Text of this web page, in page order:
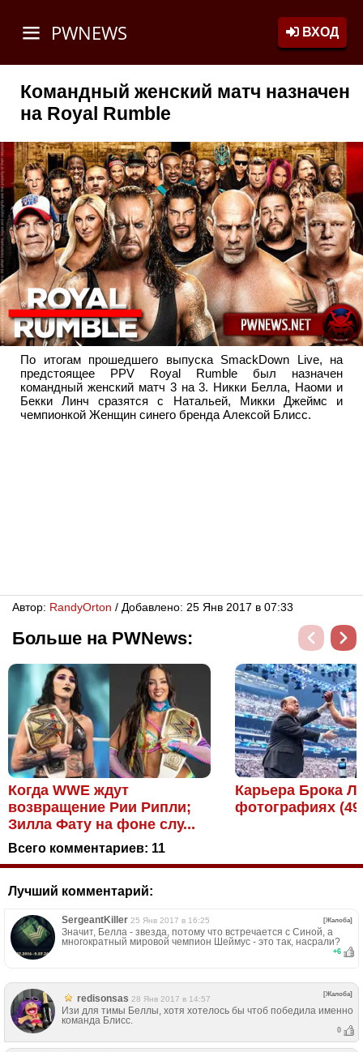
PWNEWS ВХОД
Командный женский матч назначен
на Royal Rumble
По итогам прошедшего выпуска SmackDown Live, на
предстоящее PPV Royal Rumble был назначен
командный женский матч 3 на 3. Никки Белла, Наоми и
Бекки Линч сразятся с Натальей, Микки Джеймс и
чемпионкой Женщин синего бренда Алексой Блисс.
Автор: RandyОrton / Добавлено: 25 Янв 2017 в 07:33
Больше на PWNews:
Когда WWE ждут
возвращение Рии Рипли;
Зилла Фату на фоне слу...
Карьера Брока
фотографиях
Всего комментариев: 11
Лучший комментарий:
SergeantKiller 25 Янв 2017 в 16:25 [Жалоба]
Значит, Белла - звезда, потому что встречается с Синой, а
многократный мировой чемпион Шеймус - это так, насрали?
+6
redisonsas 28 Янв 2017 в 14:57
[Жалоба]
Изи для тимы Беллы, хотя хотелось бы чтоб победила именно
команда Блисс.
0